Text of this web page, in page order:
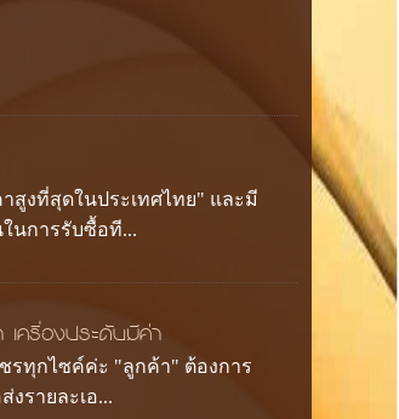
สูงที่สุดในประเทศไทย" และมี
นการรับซื้อที...
เครื่องประดับมีค่า
รทุกไซค์ค่ะ "ลูกค้า" ต้องการ
งรายละเอ...